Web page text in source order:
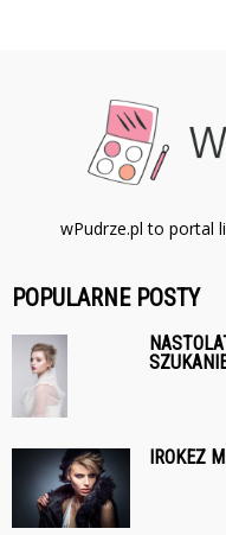
wPudrze.pl to portal
POPULARNE POSTY
IROKEZ